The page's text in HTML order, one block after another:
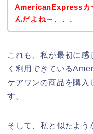
AmericanExpressカ
んだよね～、、、
これも、私が最初に感
く利用できている
ケアワンの商品を購入
す。
そして、私と似たよう